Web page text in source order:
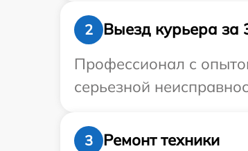
2
Выезд курьера за
Профессионал с
серьезной
3
Ремонт техники